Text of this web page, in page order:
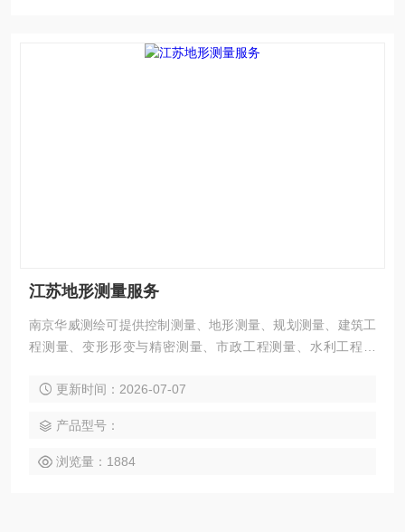
江苏地形测量服务
南京华威测绘可提供控制测量、地形测量、规划测量、建筑工
程测量、变形形变与精密测量、市政工程测量、水利工程测
水下地形测量、河道断面测量、水文环境实时监测等服务
更新时间：2026-07-07
产品型号：
浏览量：1884